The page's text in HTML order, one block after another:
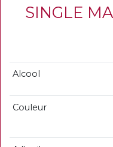
SINGLE
Alcool
Couleur